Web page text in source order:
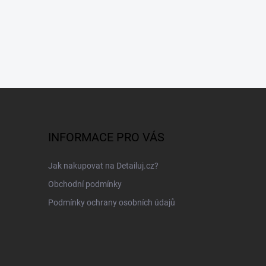
INFORMACE PRO VÁS
Jak nakupovat na Detailuj.cz?
Obchodní podmínky
Podmínky ochrany osobních údajů